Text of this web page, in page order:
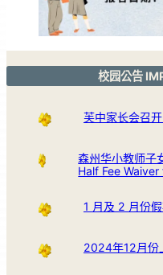
校园公告
芙中家长会召
森州华小教师子
Half Fee
1 月及 2 月份
2024年12月份